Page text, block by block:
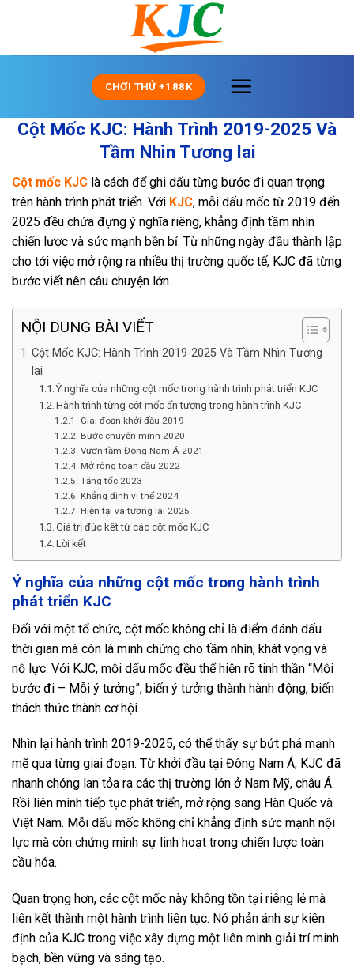
CHƠI THỬ +188K
Cột Mốc KJC: Hành Trình 2019-2025 Và
Tầm Nhìn Tương lai
Cột mốc KJC là cách để ghi dấu từng bước đi quan trọng
trên hành trình phát triển. Với KJC, mỗi dấu mốc từ 2019 đến
2025 đều chứa đựng ý nghĩa riêng, khẳng định tầm nhìn
chiến lược và sức mạnh bền bỉ. Từ những ngày đầu thành lập
cho tới việc mở rộng ra nhiều thị trường quốc tế, KJC đã từng
bước viết nên câu chuyện lớn.
NỘI DUNG BÀI VIẾT
Cột Mốc KJC: Hành Trình 2019-2025 Và Tầm Nhìn Tương
lai
Ý nghĩa của những cột mốc trong hành trình phát triển KJC
Hành trình từng cột mốc ấn tượng trong hành trình KJC
Giai đoạn khởi đầu 2019
Bước chuyển mình 2020
Vươn tầm Đông Nam Á 2021
Mở rộng toàn cầu 2022
Tăng tốc 2023
Khẳng định vị thế 2024
Hiện tại và tương lai 2025
Giá trị đúc kết từ các cột mốc KJC
Lời kết
Ý nghĩa của những cột mốc trong hành trình
phát triển KJC
Đối với một tổ chức, cột mốc không chỉ là điểm đánh dấu
thời gian mà còn là minh chứng cho tầm nhìn, khát vọng và
nỗ lực. Với KJC, mỗi dấu mốc đều thể hiện rõ tinh thần “Mỗi
bước đi – Mỗi ý tưởng”, biến ý tưởng thành hành động, biến
thách thức thành cơ hội.
Nhìn lại hành trình 2019-2025, có thể thấy sự bứt phá mạnh
mẽ qua từng giai đoạn. Từ khởi đầu tại Đông Nam Á, KJC đã
nhanh chóng lan tỏa ra các thị trường lớn ở Nam Mỹ, châu Á.
Rồi liên minh tiếp tục phát triển, mở rộng sang Hàn Quốc và
Việt Nam. Mỗi dấu mốc không chỉ khẳng định sức mạnh nội
lực mà còn chứng minh sự linh hoạt trong chiến lược toàn
cầu hóa.
Quan trọng hơn, các cột mốc này không tồn tại riêng lẻ mà
liên kết thành một hành trình liên tục. Nó phản ánh sự kiên
định của KJC trong việc xây dựng một liên minh giải trí minh
bạch, bền vững và sáng tạo.